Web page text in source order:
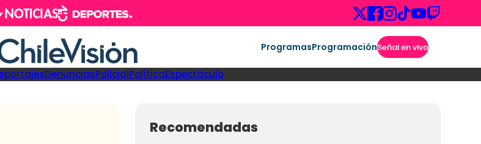
ProgramasProgramaciónSeñal en vivo
DenunciasPolicialPolíticaEspectáculo
Recomendadas